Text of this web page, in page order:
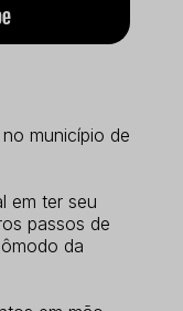
município de
em ter seu
passos de
da